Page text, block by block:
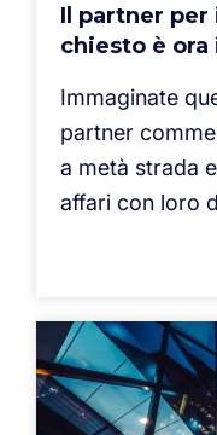
Il partner per
chiesto è ora
Immaginate
partner
a metà strada
affari con loro